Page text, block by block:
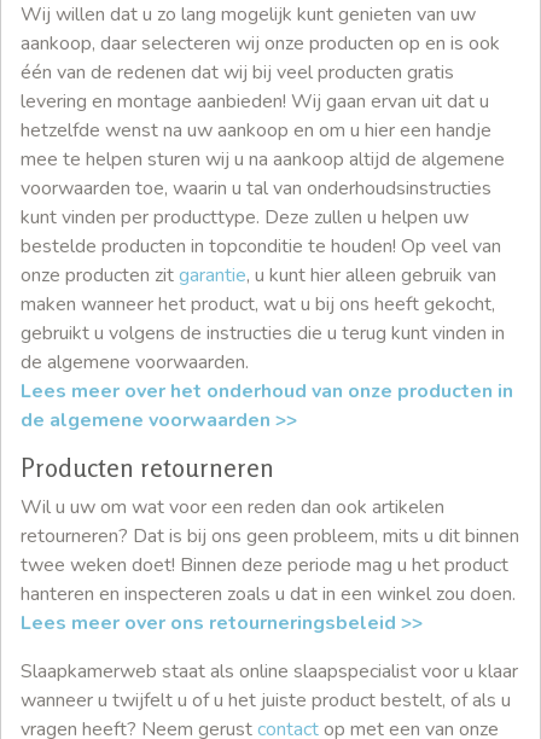
Wij willen dat u zo lang mogelijk kunt genieten van uw
aankoop, daar selecteren wij onze producten op en is ook
één van de redenen dat wij bij veel producten gratis
levering en montage aanbieden! Wij gaan ervan uit dat u
hetzelfde wenst na uw aankoop en om u hier een handje
mee te helpen sturen wij u na aankoop altijd de algemene
voorwaarden toe, waarin u tal van onderhoudsinstructies
kunt vinden per producttype. Deze zullen u helpen uw
bestelde producten in topconditie te houden! Op veel van
onze producten zitgarantie, u kunt hier alleen gebruik van
maken wanneer het product, wat u bij ons heeft gekocht,
gebruikt u volgens de instructies die u terug kunt vinden in
de algemene voorwaarden.
Lees meer over het onderhoud van onze producten in
de algemene voorwaarden >>
Producten retourneren
Wil u uw om wat voor een reden dan ook artikelen
retourneren? Dat is bij ons geen probleem, mits u dit binnen
twee weken doet! Binnen deze periode mag u het product
hanteren en inspecteren zoals u dat in een winkel zou doen.
Lees meer over ons retourneringsbeleid >>
Slaapkamerweb staat als online slaapspecialist voor u klaar
wanneer u twijfelt u of u het juiste product bestelt, of als u
vragen heeft? Neem gerustcontactop met een van onze